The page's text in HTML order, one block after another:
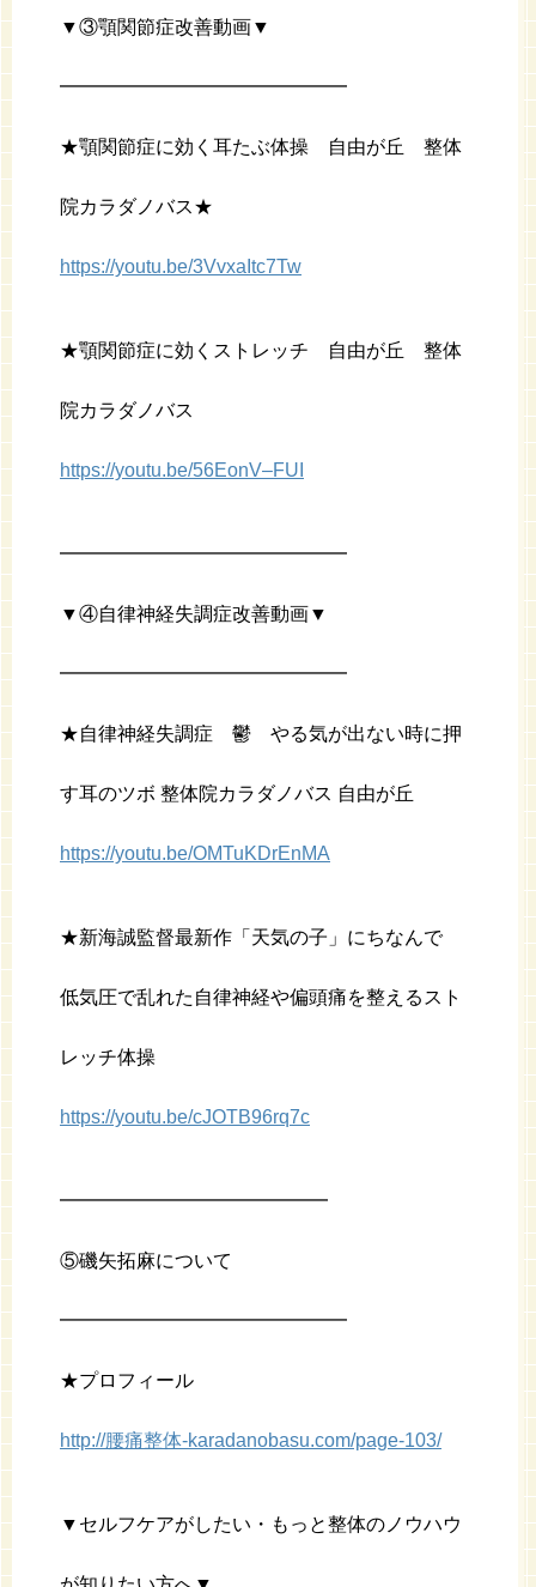
▼③顎関節症改善動画▼
━━━━━━━━━━━━━━━
★顎関節症に効く耳たぶ体操 自由が丘 整体
院カラダノバス★
https://youtu.be/3VvxaItc7Tw
★顎関節症に効くストレッチ 自由が丘 整体
院カラダノバス
https://youtu.be/56EonV–FUI
━━━━━━━━━━━━━━━
▼④自律神経失調症改善動画▼
━━━━━━━━━━━━━━━
★自律神経失調症 鬱 やる気が出ない時に押
す耳のツボ 整体院カラダノバス 自由が丘
https://youtu.be/OMTuKDrEnMA
★新海誠監督最新作「天気の子」にちなんで
低気圧で乱れた自律神経や偏頭痛を整えるスト
レッチ体操
https://youtu.be/cJOTB96rq7c
━━━━━━━━━━━━━━
⑤磯矢拓麻について
━━━━━━━━━━━━━━━
★プロフィール
http://腰痛整体-karadanobasu.com/page-103/
▼セルフケアがしたい・もっと整体のノウハウ